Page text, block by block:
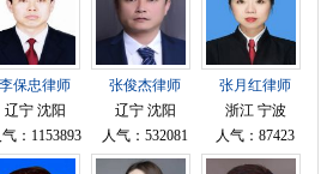
李保忠律师
辽宁 沈阳
：1153893
张俊杰律师
辽宁 沈阳
人气：532081
张月红律师
浙江 宁波
人气：87423